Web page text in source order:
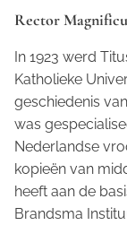
Rector
In 1923 werd
Katholieke
geschiedenis
was
Nederlandse
kopieën van
heeft aan de
Brandsma